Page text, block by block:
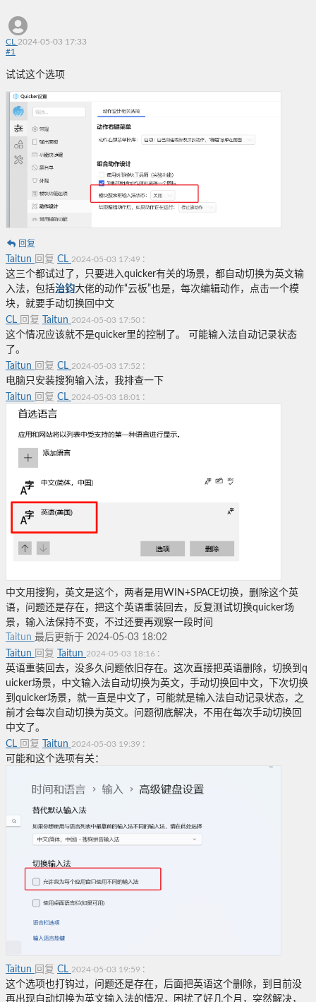
CL 2024-05-03 17:33
#1
试试这个选项
回复
Taitun 回复 CL 2024-05-03 17:49 :
这三个都试过了，只要进入quicker有关的场景，都自动切换为英文输
入法，包括治钧大佬的动作“云板”也是，每次编辑动作，点击一个模
块，就要手动切换回中文
CL 回复 Taitun 2024-05-03 17:50 :
这个情况应该就不是quicker里的控制了。 可能输入法自动记录状态
了。
Taitun
回复 CL 2024-05-03 17:52 :
电脑只安装搜狗输入法，我排查一下
Taitun
回复 CL 2024-05-03 18:01 :
中文用搜狗，英文是这个，两者是用WIN+SPACE切换，删除这个英
语，问题还是存在，把这个英语重装回去，反复测试切换quicker场
景，输入法保持不变，不过还要再观察一段时间
Taitun 最后更新于 2024-05-03 18:02
Taitun
回复 Taitun 2024-05-03 18:16 :
英语重装回去，没多久问题依旧存在。这次直接把英语删除，切换到q
uicker场景，中文输入法自动切换为英文，手动切换回中文，下次切换
到quicker场景，就一直是中文了，可能就是输入法自动记录状态，之
前才会每次自动切换为英文。问题彻底解决，不用在每次手动切换回
中文了。
CL 回复 Taitun 2024-05-03 19:39 :
可能和这个选项有关：
Taitun 回复 CL 2024-05-03 19:59 :
这个选项也打钩过，问题还是存在，后面把英语这个删除，到目前没
再出现自动切换为英文输入法的情况，困扰了好几个月，突然解决，